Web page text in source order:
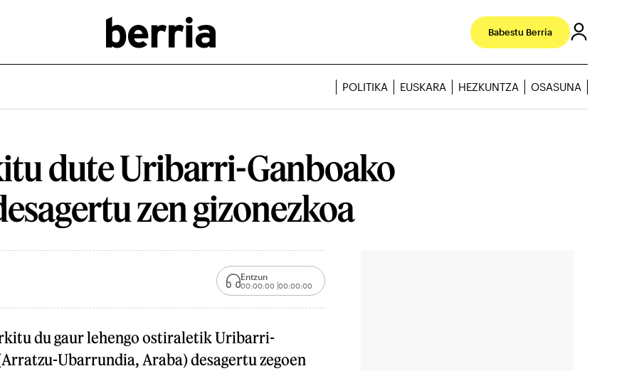
Babestu Berria
POLITIKA EUSKARA HEZKUNTZA OSASUNA
dute Uribarri-Ganboako
zen gizonezkoa
Entzun
00:00:00 00:00:00
du gaur lehengo ostiraletik Uribarri-
Ubarrundia, Araba) desagertu zegoen